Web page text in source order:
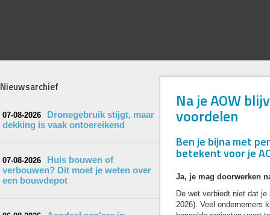
Nieuwsarchief
07-08-2026
Dronegebruik stijgt, maar
dekking is vaak ontoereikend
07-08-2026
Huis bouwen of
verbouwen? Dit moet je weten over
een bouwdepot
Na je AOW
voordelen
Ben je bijna met
betekent voor je
Ja, je mag doorwerken
De wet verbiedt niet dat
2026). Veel ondernemers